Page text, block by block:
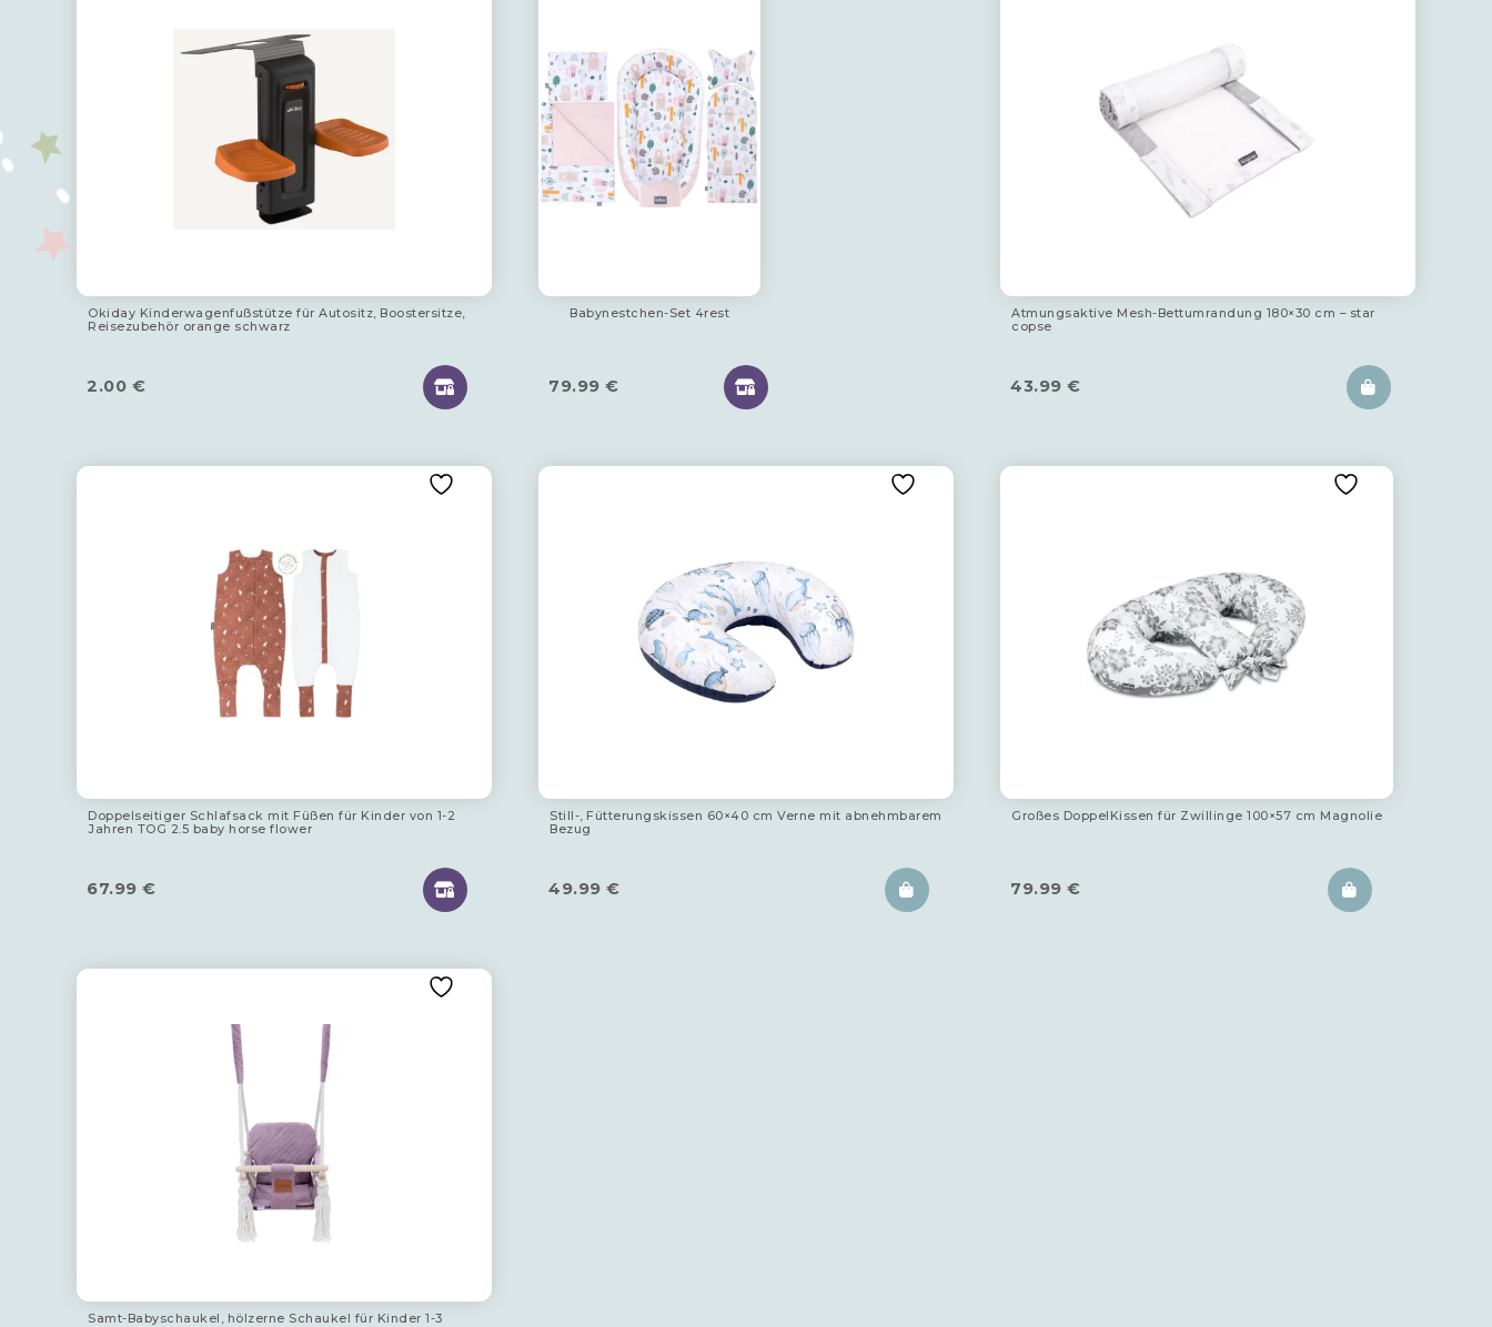
Okiday Kinderwagenfußstütze für Autositz, Boostersitze,
Reisezubehör orange schwarz
2.00 €
Babynestchen-Set 4rest
79.99 €
Atmungsaktive Mesh-Bettumrandung 180×30 cm – star
copse
43.99 €
Doppelseitiger Schlafsack mit Füßen für Kinder von 1-2
Jahren TOG 2.5 baby horse flower
67.99 €
Still-, Fütterungskissen 60×40 cm Verne mit abnehmbarem
Bezug
49.99 €
Großes DoppelKissen für Zwillinge 100×57 cm Magnolie
79.99 €
Samt-Babyschaukel, hölzerne Schaukel für Kinder 1-3